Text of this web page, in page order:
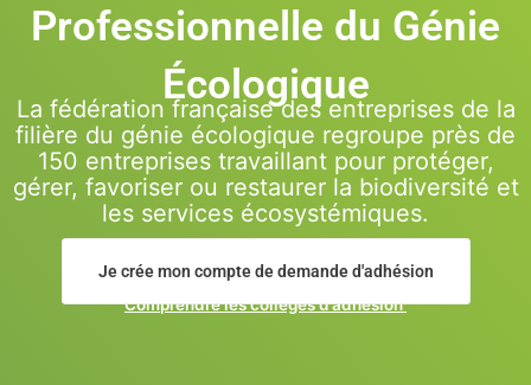
Professionnelle du Génie
Écologique
La fédération française des entreprises de la
filière du génie écologique regroupe près de
150 entreprises travaillant pour protéger,
gérer, favoriser ou restaurer la biodiversité et
les services écosystémiques.
Je crée mon compte de demande d'adhésion
Comprendre les collèges d’adhésion